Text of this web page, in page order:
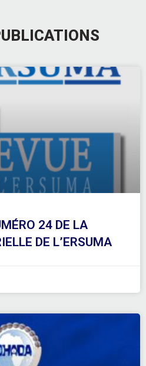
24 DE LA
DE L’ERSUMA